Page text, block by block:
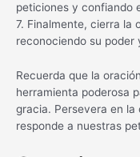
peticiones y confiando
7. Finalmente, cierra la
reconociendo su poder
Recuerda que la
herramienta poderosa
gracia. Persevera en
responde a nuestras